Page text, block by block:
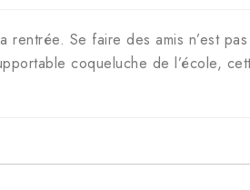
Se faire des amis n’est
coqueluche de l’école,